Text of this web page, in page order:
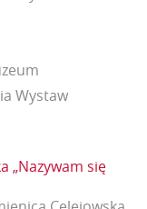
Wystaw
„Nazywam się